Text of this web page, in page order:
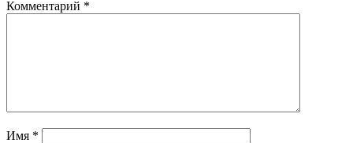
Комментарий *
Имя *